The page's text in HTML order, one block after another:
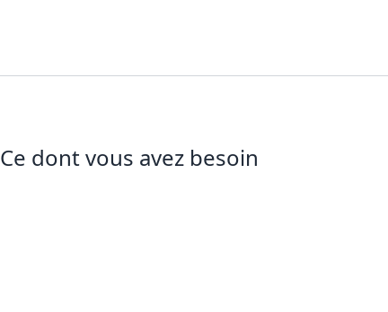
Ce dont vous avez besoin